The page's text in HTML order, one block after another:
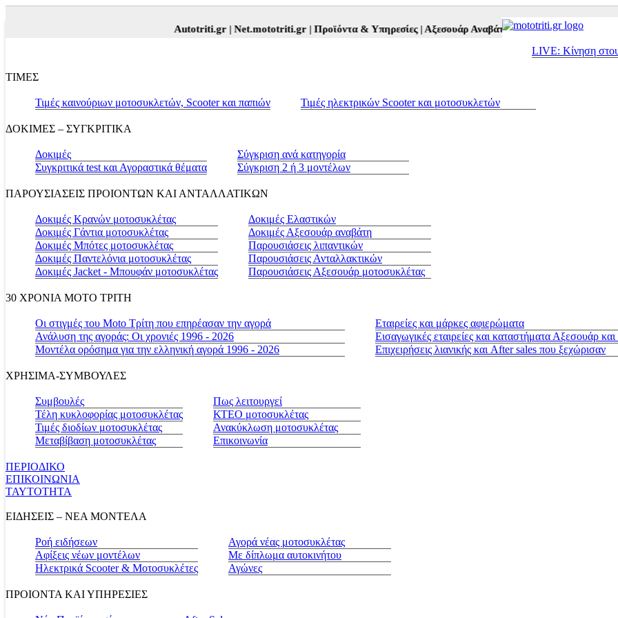
Autotriti.gr |Net.mototriti.gr |Προϊόντα & Υπηρεσίες |Αξεσουάρ Αναβάτη και Μοτοσυκλέτας |
LIVE: Κίνηση
ΤΙΜΕΣ
Τιμές καινούριων μοτοσυκλετών, Scooter και παπιών Τιμές ηλεκτρικών Scooter και μοτοσυκλετών
ΔΟΚΙΜΕΣ – ΣΥΓΚΡΙΤΙΚΑ
Δοκιμές
Συγκριτικά test και Αγοραστικά θέματα
Σύγκριση ανά κατηγορία
Σύγκριση 2 ή 3 μοντέλων
ΠΑΡΟΥΣΙΑΣΕΙΣ ΠΡΟΙΟΝΤΩΝ ΚΑΙ ΑΝΤΑΛΛΑΤΙΚΩΝ
Δοκιμές Κρανών μοτοσυκλέτας
Δοκιμές Γάντια μοτοσυκλέτας
Δοκιμές Μπότες μοτοσυκλέτας
Δοκιμές Παντελόνια μοτοσυκλέτας
Δοκιμές Jacket - Μπουφάν μοτοσυκλέτας
Δοκιμές Ελαστικών
Δοκιμές Αξεσουάρ αναβάτη
Παρουσιάσεις λιπαντικών
Παρουσιάσεις Ανταλλακτικών
Παρουσιάσεις Αξεσουάρ μοτοσυκλέτας
30 ΧΡΟΝΙΑ MOTO ΤΡΙΤΗ
Οι στιγμές του Moto Τρίτη που επηρέασαν την αγορά
Ανάλυση της αγοράς: Οι χρονιές 1996 - 2026
Μοντέλα ορόσημα για την ελληνική αγορά 1996 - 2026
Εταιρείες και μάρκες αφιερώματα
Εισαγωγικές εταιρείες και καταστήματα Αξεσουάρ
Επιχειρήσεις λιανικής και After sales που ξεχώρισαν
ΧΡΗΣΙΜΑ-ΣΥΜΒΟΥΛΕΣ
Συμβουλές
Τέλη κυκλοφορίας μοτοσυκλέτας
Τιμές διοδίων μοτοσυκλέτας
Μεταβίβαση μοτοσυκλέτας
Πως λειτουργεί
ΚΤΕΟ μοτοσυκλέτας
Ανακύκλωση μοτοσυκλέτας
Επικοινωνία
ΠΕΡΙΟΔΙΚΟ
ΕΠΙΚΟΙΝΩΝΙΑ
ΤΑΥΤΟΤΗΤΑ
ΕΙΔΗΣΕΙΣ – ΝΕΑ ΜΟΝΤΕΛΑ
Ροή ειδήσεων
Αφίξεις νέων μοντέλων
Ηλεκτρικά Scooter & Μοτοσυκλέτες
Αγορά νέας μοτοσυκλέτας
Με δίπλωμα αυτοκινήτου
Αγώνες
ΠΡΟΙΟΝΤΑ ΚΑΙ ΥΠΗΡΕΣΙΕΣ